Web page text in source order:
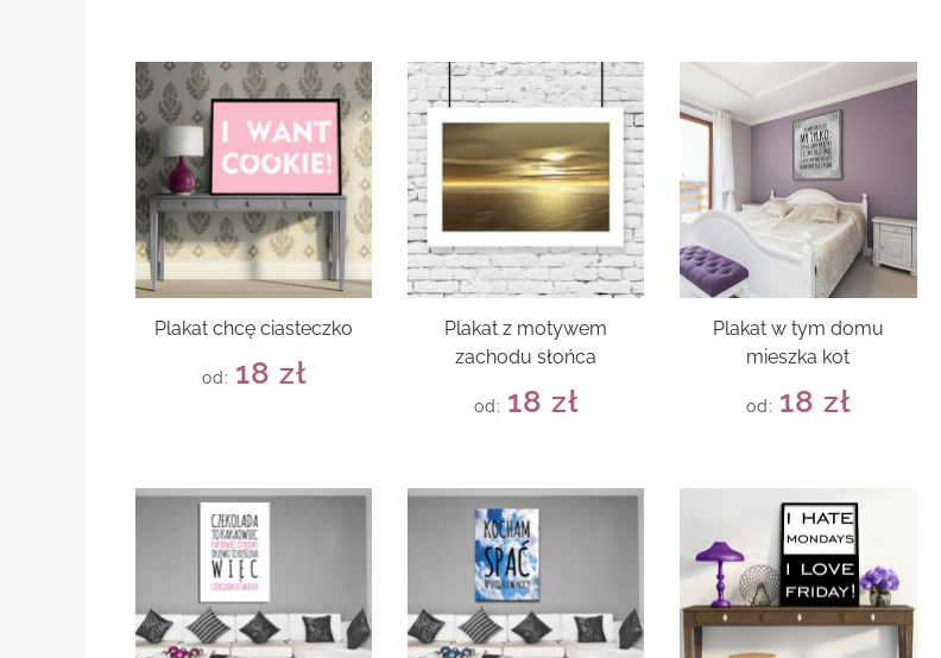
Plakat chcę ciasteczko
od: 18 zł
Plakat z motywem
zachodu słońca
od: 18 zł
Plakat w tym domu
mieszka kot
od: 18 zł